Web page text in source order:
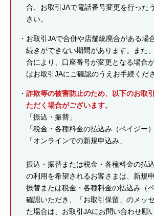
合、お取引JAで電話番号変更を行った
さい。
お取引JAで合併や店舗統廃合がある場
続きができない期間があります。また
合により、口座番号が変更となる場合
はお取引JAにご確認のうえお手続くださ
詐欺等の被害防止のため、以下のお取
ただく場合がございます。
「振込・振替」
「税金・各種料金の払込み（ペイジー）
「オンラインでの新規申込み」
振込・振替または税金・各種料金の払
の利用を希望されるお客さまは、新規
振替または税金・各種料金の払込み（
確認いただき、「お取引保留」のメッ
た場合は、お取引JAにお問い合わせ願